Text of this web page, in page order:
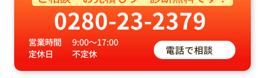
0280-23-2379
営業時間
9:00～17:00
定休日
不定休 電話で相談